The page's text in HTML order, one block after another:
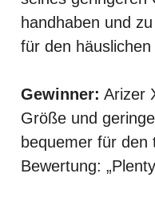
handhaben und
für den
Gewinner: Arizer
Größe und
bequemer für den
Bewertung: